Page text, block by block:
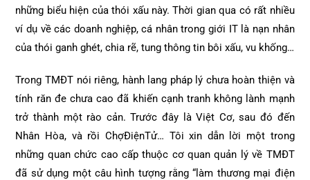
những biểu hiện của thói xấu này. Thời gian qua có rất nhiều
ví dụ về các doanh nghiệp, cá nhân trong giới IT là nạn nhân
của thói ganh ghét, chia rẽ, tung thông tin bôi xấu, vu khống…
Trong TMĐT nói riêng, hành lang pháp lý chưa hoàn thiện và
tính răn đe chưa cao đã khiến cạnh tranh không lành mạnh
trở thành một rào cản. Trước đây là Việt Cơ, sau đó đến
Nhân Hòa, và rồi ChợĐiệnTử… Tôi xin dẫn lời một trong
những quan chức cao cấp thuộc cơ quan quản lý về TMĐT
đã sử dụng một câu hình tượng rằng “làm thương mại điện